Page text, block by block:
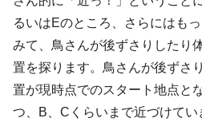
るいはEのところ、さらにはも
みて、鳥さんが後ずさりしたり
置を探ります。鳥さんが後ずさ
置が現時点でのスタート地点と
つ、B、Cくらいまで近づけてい